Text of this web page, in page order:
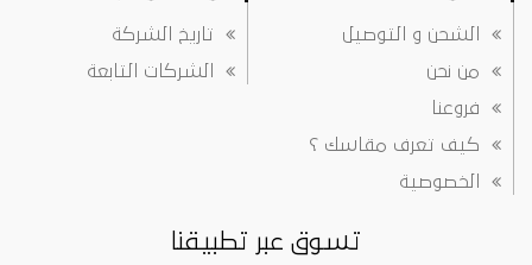
الشحن و التوصيل
من نحن
فروعنا
كيف تعرف مقاسك ؟
الخصوصية
تاريخ الشركة
الشركات التابعة
تسوق عبر تطبيقنا